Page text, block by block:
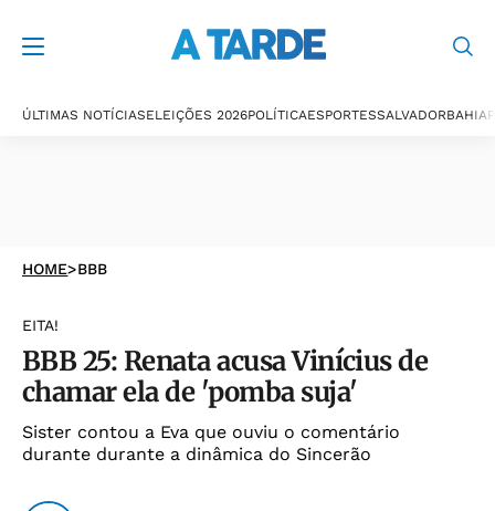
ÚLTIMAS NOTÍCIASELEIÇÕES 2026POLÍTICAESPORTESSALVADORBAHIA
HOME>BBB
EITA!
BBB 25: Renata acusa Vinícius de
chamar ela de 'pomba suja'
Sister contou a Eva que ouviu o comentário
durante durante a dinâmica do Sincerão